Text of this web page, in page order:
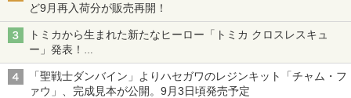
ど9月再入荷分が販売再開！
トミカから生まれた新たなヒーロー「トミカ クロスレスキュ
ー」発表！
詳細は後日公開予定
「聖戦士ダンバイン」よりハセガワのレジンキット「チャム・フ
ァウ」、完成見本が公開。9月3日頃発売予定